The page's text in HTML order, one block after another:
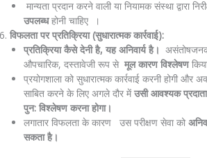
मान्यता प्रदान करने वाली या नियामक संस्था द्वारा
उपलब्धहोनी चाहिए ।
विफलता पर प्रतिक्रिया (सुधारात्मक कार्रवाई):
प्रतिक्रिया कैसे देनी है, यह अनिवार्य है। असंतोषजनक
औपचारिक, दस्तावेजी रूप सेमूल कारण विश्लेषण
प्रयोगशाला को सुधारात्मक कार्रवाई करनी होगी
साबित करने के लिए अगले दौर मेंउसी आवश्यक प्रदाता
पुन: विश्लेषण करना होगा।
लगातार विफलता के कारण उस परीक्षण सेवा को
सकता है।